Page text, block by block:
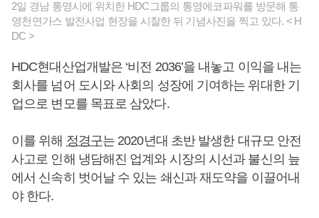
2일 경남 통영시에 위치한 HDC그룹의 통영에코파워를 방문해 통
영천연가스 발전사업 현장을 시찰한 뒤 기념사진을 찍고 있다. < H
DC >
HDC현대산업개발은 ‘비전 2036’을 내놓고 이익을 내는
회사를 넘어 도시와 사회의 성장에 기여하는 위대한 기
업으로 변모를 목표로 삼았다.
이를 위해 정경구는 2020년대 초반 발생한 대규모 안전
사고로 인해 냉담해진 업계와 시장의 시선과 불신의 늪
에서 신속히 벗어날 수 있는 쇄신과 재도약을 이끌어내
야 한다.